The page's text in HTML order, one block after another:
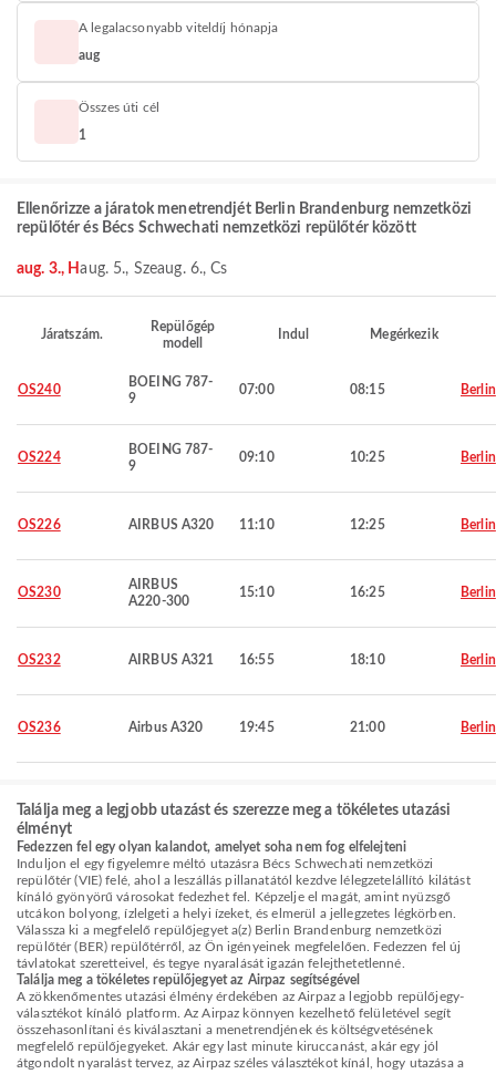
A legalacsonyabb viteldíj hónapja
aug
Összes úti cél
1
Ellenőrizze a járatok menetrendjét Berlin Brandenburg nemzetközi
repülőtér és Bécs Schwechati nemzetközi repülőtér között
aug. 3., Haug. 5., Szeaug. 6., Cs
Járatszám.
Repülőgép
modell
Indul Megérkezik
OS240
BOEING 787-
9
07:00 08:15 Berlin
OS224
BOEING 787-
9
09:10 10:25 Berlin
OS226 AIRBUS A320 11:10 12:25 Berlin
OS230
AIRBUS
A220-300
15:10 16:25 Berlin
OS232 AIRBUS A321 16:55 18:10 Berlin
OS236 Airbus A320 19:45 21:00 Berlin
Találja meg a legjobb utazást és szerezze meg a tökéletes utazási
élményt
Fedezzen fel egy olyan kalandot, amelyet soha nem fog elfelejteni
Induljon el egy figyelemre méltó utazásra Bécs Schwechati nemzetközi
repülőtér (VIE) felé, ahol a leszállás pillanatától kezdve lélegzetelállító kilátást
kínáló gyönyörű városokat fedezhet fel. Képzelje el magát, amint nyüzsgő
utcákon bolyong, ízlelgeti a helyi ízeket, és elmerül a jellegzetes légkörben.
Válassza ki a megfelelő repülőjegyet a(z) Berlin Brandenburg nemzetközi
repülőtér (BER) repülőtérről, az Ön igényeinek megfelelően. Fedezzen fel új
távlatokat szeretteivel, és tegye nyaralását igazán felejthetetlenné.
Találja meg a tökéletes repülőjegyet az Airpaz segítségével
A zökkenőmentes utazási élmény érdekében az Airpaz a legjobb repülőjegy-
választékot kínáló platform. Az Airpaz könnyen kezelhető felületével segít
összehasonlítani és kiválasztani a menetrendjének és költségvetésének
megfelelő repülőjegyeket. Akár egy last minute kiruccanást, akár egy jól
átgondolt nyaralást tervez, az Airpaz széles választékot kínál, hogy utazása a